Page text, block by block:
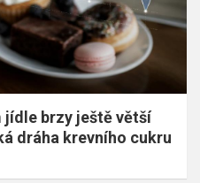
jídle brzy ještě větší
dráha krevního cukru